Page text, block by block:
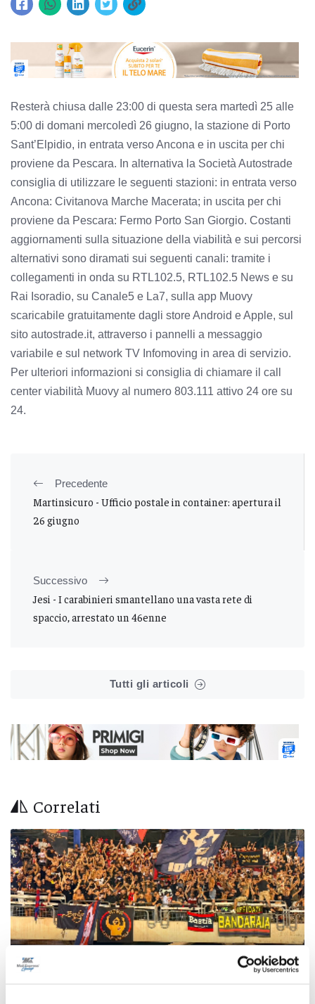
Resterà chiusa dalle 23:00 di questa sera martedì 25 alle
5:00 di domani mercoledì 26 giugno, la stazione di Porto
Sant’Elpidio, in entrata verso Ancona e in uscita per chi
proviene da Pescara. In alternativa la Società Autostrade
consiglia di utilizzare le seguenti stazioni: in entrata verso
Ancona: Civitanova Marche Macerata; in uscita per chi
proviene da Pescara: Fermo Porto San Giorgio. Costanti
aggiornamenti sulla situazione della viabilità e sui percorsi
alternativi sono diramati sui seguenti canali: tramite i
collegamenti in onda su RTL102.5, RTL102.5 News e su
Rai Isoradio, su Canale5 e La7, sulla app Muovy
scaricabile gratuitamente dagli store Android e Apple, sul
sito autostrade.it, attraverso i pannelli a messaggio
variabile e sul network TV Infomoving in area di servizio.
Per ulteriori informazioni si consiglia di chiamare il call
center viabilità Muovy al numero 803.111 attivo 24 ore su
24.
Precedente
Martinsicuro - Ufficio postale in container: apertura il
26 giugno
Successivo
Jesi - I carabinieri smantellano una vasta rete di
spaccio, arrestato un 46enne
Tutti gli articoli
Correlati